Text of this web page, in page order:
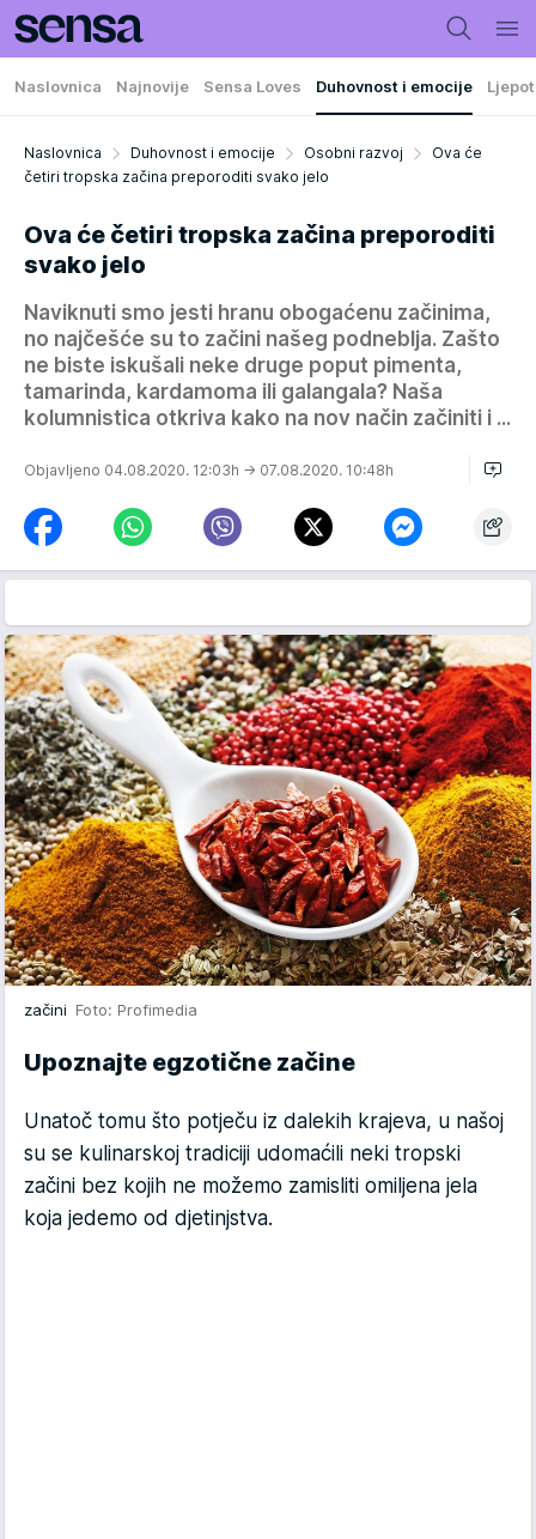
Naslovnica Najnovije Sensa Loves Duhovnost i emocije
Naslovnica Duhovnost i emocije Osobni razvoj
Ova će
četiri tropska začina preporoditi svako jelo
Ova će četiri tropska začina preporoditi
svako jelo
Naviknuti smo jesti hranu obogaćenu začinima,
no najčešće su to začini našeg podneblja. Zašto
ne biste iskušali neke druge poput pimenta,
tamarinda, kardamoma ili galangala? Naša
kolumnistica otkriva kako na nov način začiniti i ...
Objavljeno 04.08.2020. 12:03h → 07.08.2020. 10:48h
začini Foto: Profimedia
Upoznajte egzotične začine
Unatoč tomu što potječu iz dalekih krajeva, u našoj
su se kulinarskoj tradiciji udomaćili neki tropski
začini bez kojih ne možemo zamisliti omiljena jela
koja jedemo od djetinjstva.